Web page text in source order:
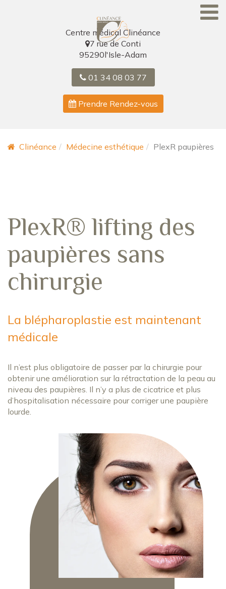
Centre médical Clinéance
7 rue de Conti
95290l'Isle-Adam
01 34 08 03 77
Prendre Rendez-vous
Clinéance Médecine esthétique PlexR paupières
PlexR® lifting des
paupières sans
chirurgie
La blépharoplastie est maintenant
médicale
Il n’est plus obligatoire de passer par la chirurgie pour
obtenir une amélioration sur la rétractation de la peau au
niveau des paupières. Il n’y a plus de cicatrice et plus
d’hospitalisation nécessaire pour corriger une paupière
lourde.